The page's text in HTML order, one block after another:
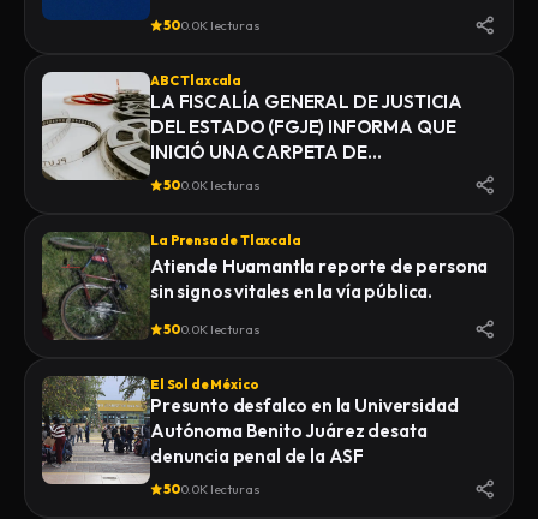
500.0K lecturas
ABC Tlaxcala
LA FISCALÍA GENERAL DE JUSTICIA
DEL ESTADO (FGJE) INFORMA QUE
INICIÓ UNA CARPETA DE
INVESTIGACIÓN POR EL DELITO DE
MIENTRAS ERA TRASLADADO POR
ELEMENTOS DE LA POLICÍA MUNICIPAL
DE SAN PABLO DEL MONTE AL
INSTITUTO DE CIENCIAS FORENSES
CERTIFICADO MÉDICO
CORRESPONDIENTE
500.0K lecturas
La Prensa de Tlaxcala
Atiende Huamantla reporte de persona
sin signos vitales en la vía pública.
500.0K lecturas
El Sol de México
Presunto desfalco en la Universidad
Autónoma Benito Juárez desata
denuncia penal de la ASF
500.0K lecturas